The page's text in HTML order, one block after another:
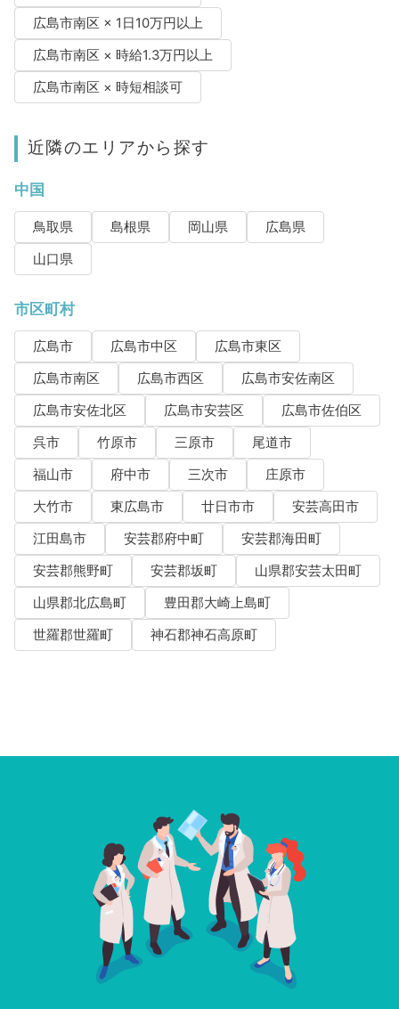
広島市南区 × 1日10万円以上
広島市南区 × 時給1.3万円以上
広島市南区 × 時短相談可
近隣のエリアから探す
中国
鳥取県 島根県 岡山県
広島県
山口県
市区町村
広島市 広島市中区
広島市東区
広島市南区
広島市西区
広島市安佐南区
広島市安佐北区
広島市安芸区
広島市佐伯区
呉市
竹原市 三原市
尾道市
福山市
府中市 三次市
庄原市
大竹市
東広島市 廿日市市
安芸高田市
江田島市
安芸郡府中町
安芸郡海田町
安芸郡熊野町
安芸郡坂町
山県郡安芸太田町
山県郡北広島町
豊田郡大崎上島町
世羅郡世羅町
神石郡神石高原町